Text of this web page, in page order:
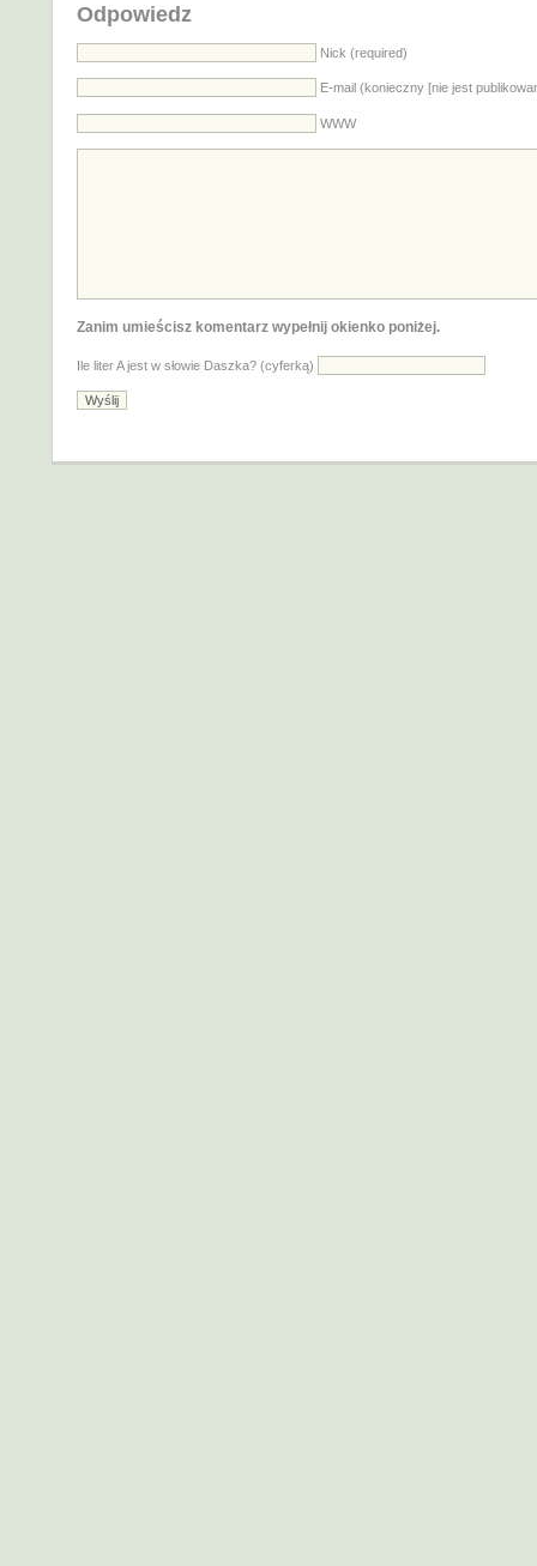
Odpowiedz
Nick (required)
E-mail (konieczny [nie jest
WWW
Zanim umieścisz komentarz wypełnij okienko poniżej.
Ile liter A jest w słowie Daszka? (cyferką)